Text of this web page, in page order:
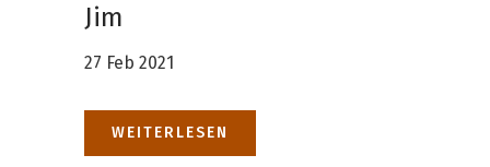
Jim
27 Feb 2021
WEITERLESEN